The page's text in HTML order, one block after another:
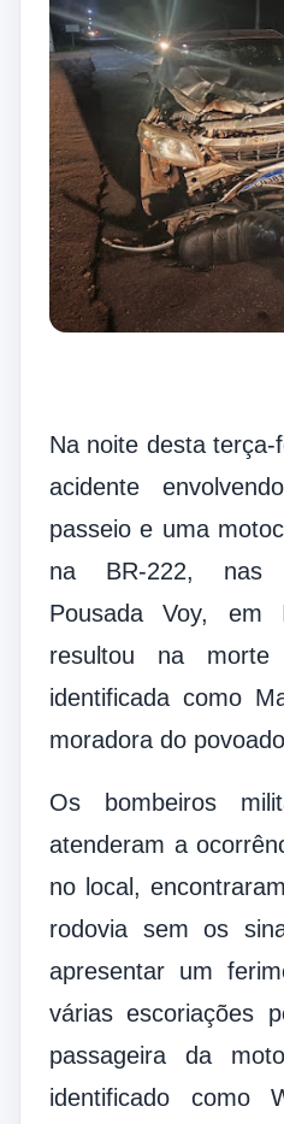
Na noite desta
acidente
passeio e uma
na BR-222, nas
Pousada Voy, em
resultou na
identificada como
moradora do
Os bombeiros
atenderam a
no local,
rodovia sem os
apresentar um
várias escoriações
passageira da
identificado como